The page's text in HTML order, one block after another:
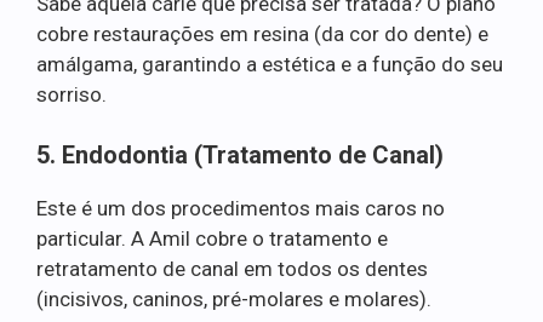
cobre restaurações em resina (da cor do dente) e
amálgama, garantindo a estética e a função do seu
sorriso.
5. Endodontia (Tratamento de Canal)
Este é um dos procedimentos mais caros no
particular. A Amil cobre o tratamento e
retratamento de canal em todos os dentes
(incisivos, caninos, pré-molares e molares).